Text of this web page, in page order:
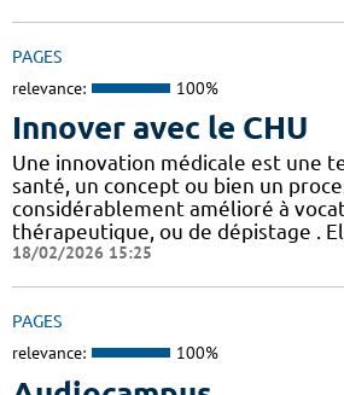
PAGES
relevance: 100%
Innover avec le CHU
Une innovation médicale est une
santé, un concept ou bien un
considérablement amélioré à
thérapeutique, ou de dépistage .
18/02/2026 15:25
PAGES
relevance: 100%